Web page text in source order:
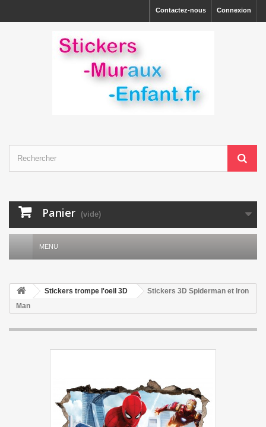
Connexion
Contactez-nous
Panier (vide)
MENU
Stickers trompe l'oeil 3D
Stickers 3D Spiderman et Iron
Man